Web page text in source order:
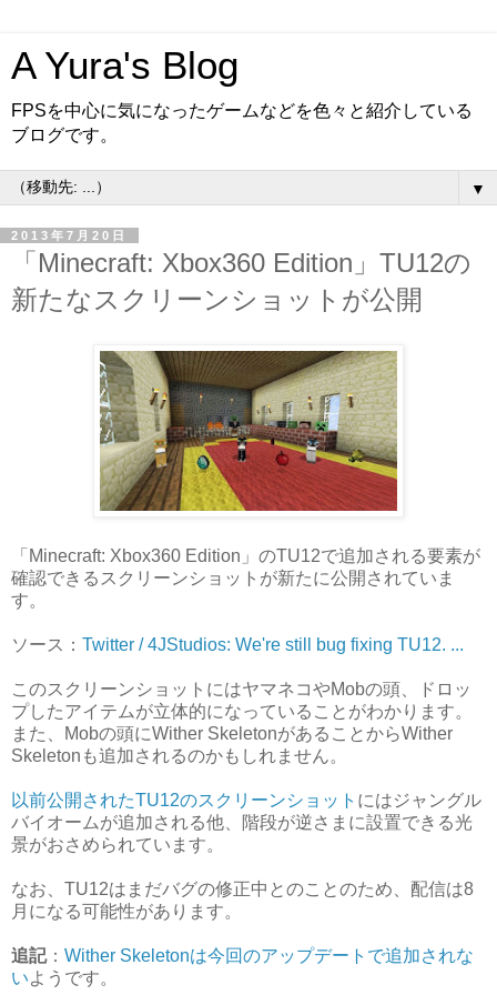
A Yura's Blog
FPSを中心に気になったゲームなどを色々と紹介している
ブログです。
▼
2013年7月20日
「Minecraft: Xbox360 Edition」TU12の
新たなスクリーンショットが公開
「Minecraft: Xbox360 Edition」のTU12で追加される要素が
確認できるスクリーンショットが新たに公開されていま
す。
ソース： Twitter / 4JStudios: We're still bug fixing TU12. ...
このスクリーンショットにはヤマネコやMobの頭、ドロッ
プしたアイテムが立体的になっていることがわかります。
また、Mobの頭にWither SkeletonがあることからWither
Skeletonも追加されるのかもしれません。
以前公開されたTU12のスクリーンショット にはジャングル
バイオームが追加される他、階段が逆さまに設置できる光
景がおさめられています。
なお、TU12はまだバグの修正中とのことのため、配信は8
月になる可能性があります。
追記： Wither Skeletonは今回のアップデートで追加されな
いようです。